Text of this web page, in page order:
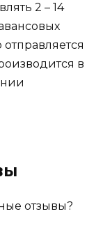
2 – 14
в
отзывы?